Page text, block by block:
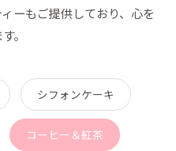
ーもご提供しており、心を
。
シフォンケーキ
コーヒー＆紅茶